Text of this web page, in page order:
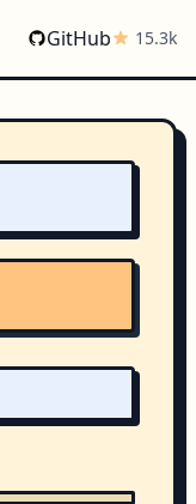
GitHub 15.3k